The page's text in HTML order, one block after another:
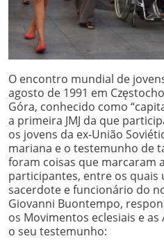
O encontro mundial de
agosto de 1991 em
Góra, conhecido como
a primeira JMJ da que
os jovens da ex-União
mariana e o testemunho de
foram coisas que marcaram
participantes, entre os quais
sacerdote e funcionário do
Giovanni Buontempo,
os Movimentos eclesiais e as
o seu testemunho: